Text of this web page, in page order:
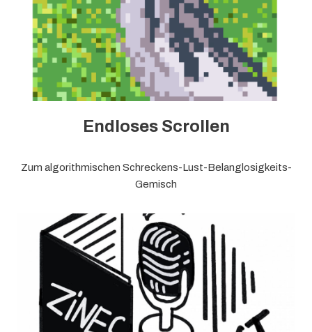
Endloses Scrollen
Zum algorithmischen Schreckens-Lust-Belanglosigkeits-
Gemisch